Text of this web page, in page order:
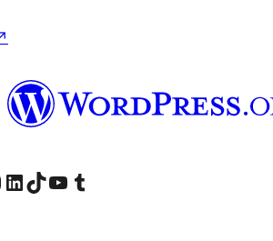
സന്ദർശിക്കുക
Instagram account
Visit our LinkedIn account
ഞങ്ങളുടെ ടിക് ടോക് അക്കൗണ്ട് സന്ദർശിക്കുക
Visit our YouTube channel
ഞങ്ങളുടെ ടംബ്ലർ അക്കൗണ്ട് സന്ദർശിക്കുക